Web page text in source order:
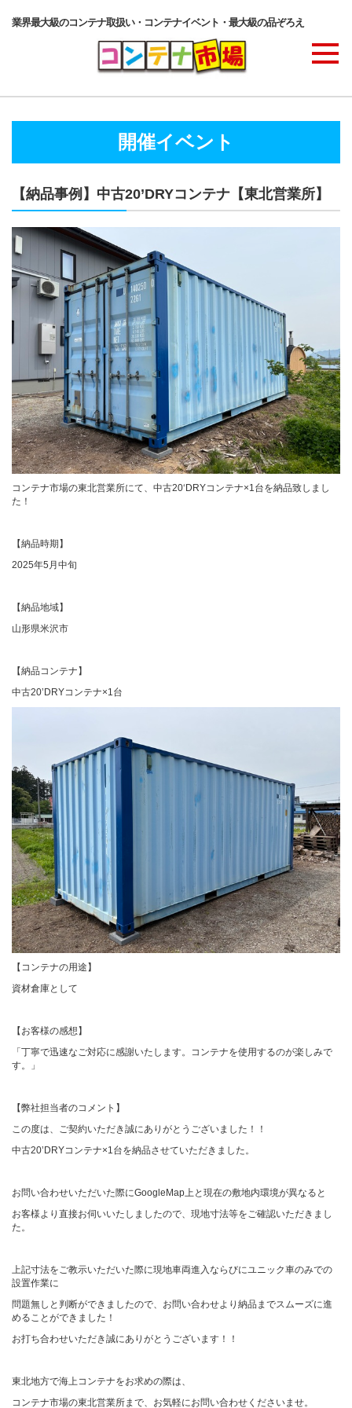
業界最大級のコンテナ取扱い・コンテナイベント・最大級の品ぞろえ
コンテナ・サービス
コンテナ活用例・実績
価格表
ご注文の流れ
カタログダウンロード
展示会場案内
開催イベント
【納品事例】中古20’DRYコンテナ【東北営業所】
コンテナ市場の東北営業所にて、中古20‘DRYコンテナ×1台を納品致しまし
た！
【納品時期】
2025年5月中旬
【納品地域】
山形県米沢市
【納品コンテナ】
中古20’DRYコンテナ×1台
【コンテナの用途】
資材倉庫として
【お客様の感想】
「丁寧で迅速なご対応に感謝いたします。 コンテナを使用するのが楽しみで
す。」
【弊社担当者のコメント】
この度は、ご契約いただき誠にありがとうございました！！
中古20’DRYコンテナ×1台を納品させていただきました。
お問い合わせいただいた際にGoogleMap上と現在の敷地内環境が異なると
お客様より直接お伺いいたしましたので、現地寸法等をご確認いただきまし
た。
上記寸法をご教示いただいた際に現地車両進入ならびにユニック車のみでの
設置作業に
問題無しと判断ができましたので、お問い合わせより納品までスムーズに進
めることができました！
お打ち合わせいただき誠にありがとうございます！！
東北地方で海上コンテナをお求めの際は、
コンテナ市場の東北営業所まで、お気軽にお問い合わせくださいませ。